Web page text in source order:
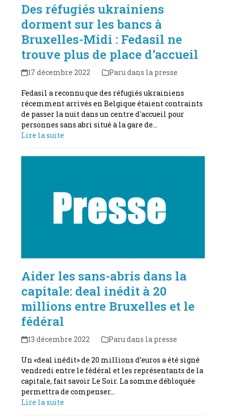
Des réfugiés ukrainiens
dorment sur les bancs à
Bruxelles-Midi : Fedasil ne
trouve plus de place d’accueil
17 décembre 2022 Paru dans la presse
Fedasil a reconnu que des réfugiés ukrainiens
récemment arrivés en Belgique étaient contraints
de passer la nuit dans un centre d'accueil pour
personnes sans abri situé à la gare de…
Lire la suite
Aider les sans-abris dans la
capitale: deal inédit à 20
millions entre Bruxelles et le
fédéral
13 décembre 2022 Paru dans la presse
Un «deal inédit» de 20 millions d’euros a été signé
vendredi entre le fédéral et les représentants de la
capitale, fait savoir Le Soir. La somme débloquée
permettra de compenser…
Lire la suite